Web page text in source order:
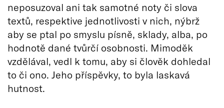
neposuzoval ani tak samotné noty či slova
textů, respektive jednotlivosti v nich, nýbrž
aby se ptal po smyslu písně, sklady, alba, po
hodnotě dané tvůrčí osobnosti. Mimoděk
vzdělával, vedl k tomu, aby si člověk dohledal
to či ono. Jeho příspěvky, to byla laskavá
hutnost.